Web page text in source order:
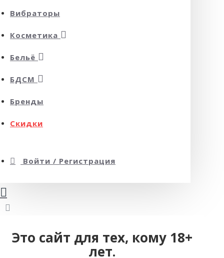
Вибраторы
Косметика
Бельё
БДСМ
Бренды
Скидки
Войти / Регистрация
Это сайт для тех, кому 18+
лет.